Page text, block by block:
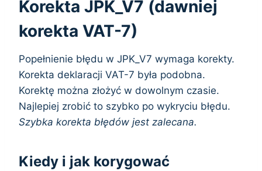
Korekta JPK_V7 (dawniej
korekta VAT-7)
Popełnienie błędu w JPK_V7 wymaga korekty.
Korekta deklaracji VAT-7 była podobna.
Korektę można złożyć w dowolnym czasie.
Najlepiej zrobić to szybko po wykryciu błędu.
Szybka korekta błędów jest zalecana.
Kiedy i jak korygować